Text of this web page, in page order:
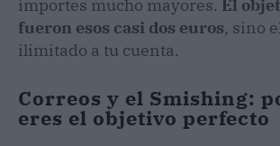
importes mucho mayores. El
fueron esos casi dos euros, sino
ilimitado a tu cuenta.
Correos y el Smishing:
eres el objetivo perfecto